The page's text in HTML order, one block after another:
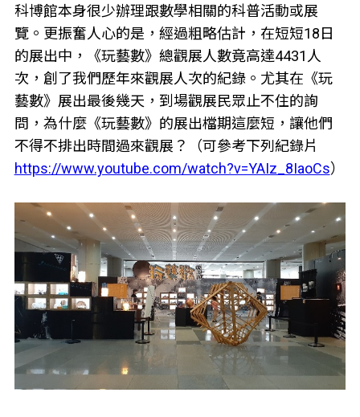
科博館本身很少辦理跟數學相關的科普活動或展
覽。更振奮人心的是，經過粗略估計，在短短18日
的展出中，《玩藝數》總觀展人數竟高達4431人
次，創了我們歷年來觀展人次的紀錄。尤其在《玩
藝數》展出最後幾天，到場觀展民眾止不住的詢
問，為什麼《玩藝數》的展出檔期這麼短，讓他們
不得不排出時間過來觀展？（可參考下列紀錄片
https://www.youtube.com/watch?v=YAIz_8IaoCs）